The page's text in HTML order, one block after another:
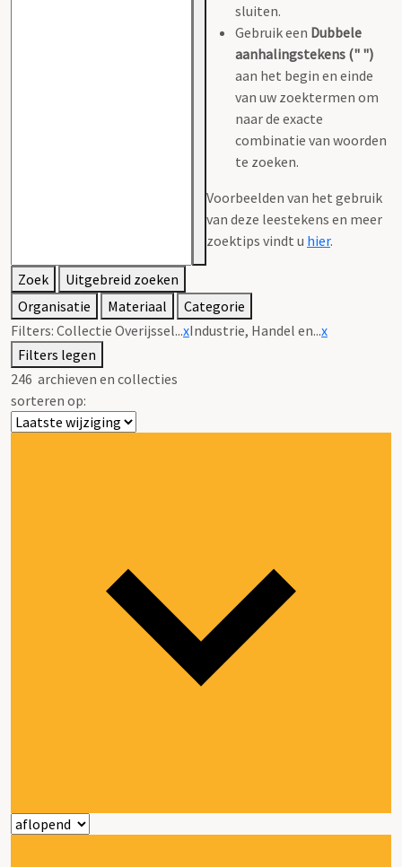
sluiten.
Gebruik een Dubbele
aanhalingstekens (" ")
aan het begin en einde
van uw zoektermen om
naar de exacte
combinatie van woorden
te zoeken.
Voorbeelden van het gebruik
van deze leestekens en meer
zoektips vindt u hier.
Zoek
Uitgebreid zoeken
Organisatie
Materiaal
Categorie
Filters: Collectie Overijssel...xIndustrie, Handel en...x
Filters legen
246 archieven en collecties
sorteren op: